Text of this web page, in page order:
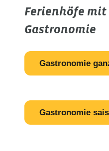
Ferienhöfe mit
Gastronomie
Gastronomie
Gastronomie